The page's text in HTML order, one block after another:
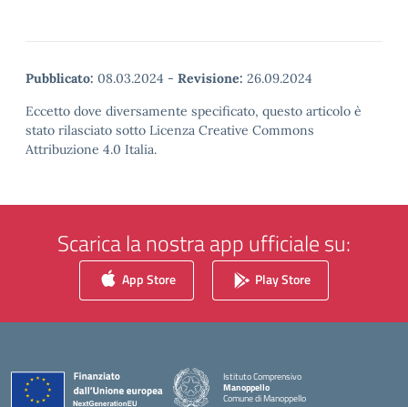
Pubblicato: 08.03.2024 - Revisione: 26.09.2024
Eccetto dove diversamente specificato, questo articolo è
stato rilasciato sotto Licenza Creative Commons
Attribuzione 4.0 Italia.
Scarica la nostra app ufficiale su:
App Store Play Store
Istituto Comprensivo
Manoppello
Comune di Manoppello